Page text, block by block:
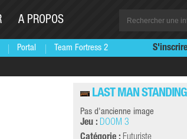
Portal Team Fortress 2
A PROPOS
S'inscrire
LAST MAN
Pas d'ancienne image
Jeu : DOOM 3